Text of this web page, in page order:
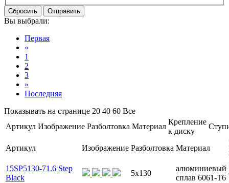
Сбросить Отправить
Вы выбрали:
Первая
«
1
2
3
»
Последняя
Показывать на странице 20 40 60 Все
Артикул Изображение Разболтовка Материал
Крепление
к диску
Артикул Изображение Разболтовка Материал
15SP5130-71.6 Step
Black
5x130
алюминиевый
сплав 6061-T6